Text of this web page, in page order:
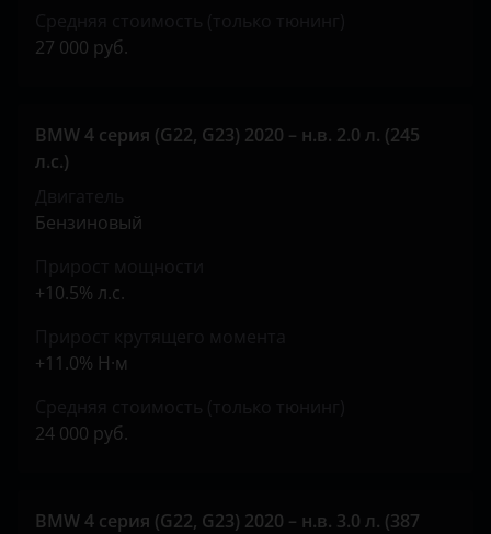
Tank
Volkswagen
Vortex
ВАЗ (LADA)
ЗАЗ
27 000 руб.
BMW 4 серия (G22, G23) 2020 – н.в. 2.0 л. (245
л.с.)
Бензиновый
+10.5% л.с.
+11.0% Н·м
24 000 руб.
BMW 4 серия (G22, G23) 2020 – н.в. 3.0 л. (387